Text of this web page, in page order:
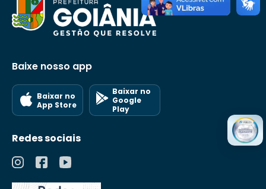
Baixe nosso app
Baixar no
App Store
Baixar no
Google
Play
Redes sociais